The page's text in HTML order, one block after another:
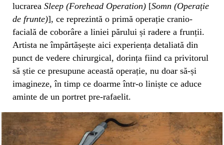
lucrarea Sleep (Forehead Operation) [Somn (Operație
de frunte)], ce reprezintă o primă operație cranio-
facială de coborâre a liniei părului și radere a frunții.
Artista ne împărtășește aici experiența detaliată din
punct de vedere chirurgical, dorința fiind ca privitorul
să știe ce presupune această operație, nu doar să-și
imagineze, în timp ce doarme într-o liniște ce aduce
aminte de un portret pre-rafaelit.